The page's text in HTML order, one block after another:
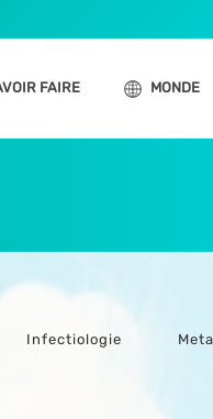
FAIRE MONDE
Infectiologie